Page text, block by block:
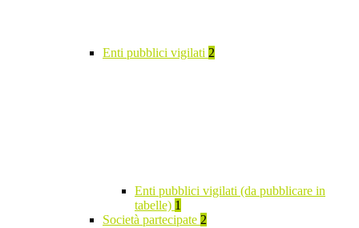
Enti pubblici vigilati 2
Enti pubblici vigilati (da pubblicare in
tabelle) 1
Società partecipate 2